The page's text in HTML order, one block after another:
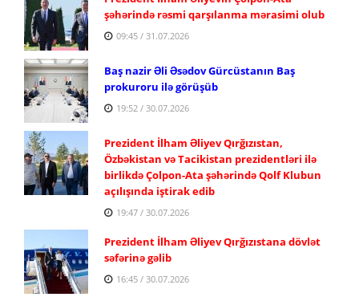
şəhərində rəsmi qarşılanma mərasimi olub
09:45 / 31.07.2026
Baş nazir Əli Əsədov Gürcüstanın Baş
prokuroru ilə görüşüb
19:52 / 30.07.2026
Prezident İlham Əliyev Qırğızıstan,
Özbəkistan və Tacikistan prezidentləri ilə
birlikdə Çolpon-Ata şəhərində Qolf Klubun
açılışında iştirak edib
19:47 / 30.07.2026
Prezident İlham Əliyev Qırğızıstana dövlət
səfərinə gəlib
16:45 / 30.07.2026